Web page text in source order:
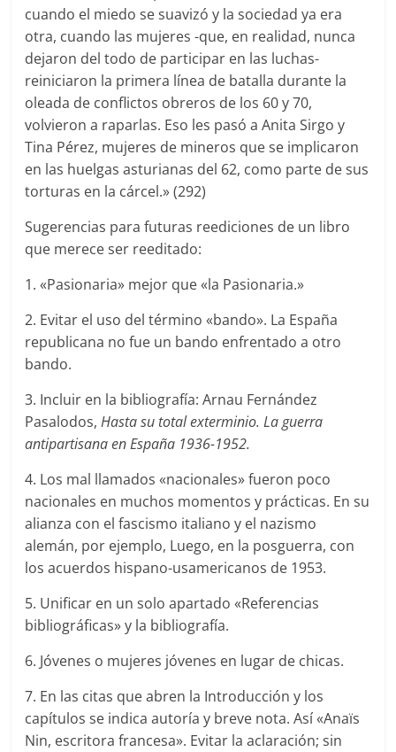
cuando el miedo se suavizó y la sociedad ya era
otra, cuando las mujeres -que, en realidad, nunca
dejaron del todo de participar en las luchas-
reiniciaron la primera línea de batalla durante la
oleada de conflictos obreros de los 60 y 70,
volvieron a raparlas. Eso les pasó a Anita Sirgo y
Tina Pérez, mujeres de mineros que se implicaron
en las huelgas asturianas del 62, como parte de sus
torturas en la cárcel.» (292)
Sugerencias para futuras reediciones de un libro
que merece ser reeditado:
1. «Pasionaria» mejor que «la Pasionaria.»
2. Evitar el uso del término «bando». La España
republicana no fue un bando enfrentado a otro
bando.
3. Incluir en la bibliografía: Arnau Fernández
Pasalodos,Hasta su total exterminio. La guerra
antipartisana en España 1936-1952.
4. Los mal llamados «nacionales» fueron poco
nacionales en muchos momentos y prácticas. En su
alianza con el fascismo italiano y el nazismo
alemán, por ejemplo, Luego, en la posguerra, con
los acuerdos hispano-usamericanos de 1953.
5. Unificar en un solo apartado «Referencias
bibliográficas» y la bibliografía.
6. Jóvenes o mujeres jóvenes en lugar de chicas.
7. En las citas que abren la Introducción y los
capítulos se indica autoría y breve nota. Así «Anaïs
Nin, escritora francesa». Evitar la aclaración; sin